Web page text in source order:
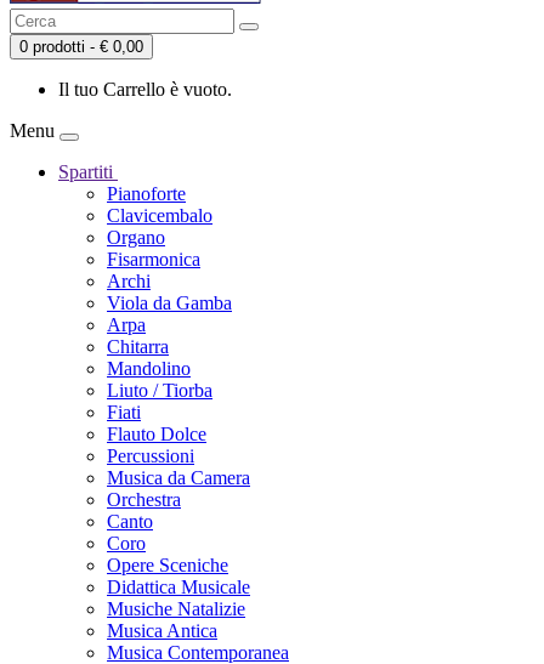
0 prodotti - € 0,00
Il tuo Carrello è vuoto.
Menu
Spartiti
Pianoforte
Clavicembalo
Organo
Fisarmonica
Archi
Viola da Gamba
Arpa
Chitarra
Mandolino
Liuto / Tiorba
Fiati
Flauto Dolce
Percussioni
Musica da Camera
Orchestra
Canto
Coro
Opere Sceniche
Didattica Musicale
Musiche Natalizie
Musica Antica
Musica Contemporanea